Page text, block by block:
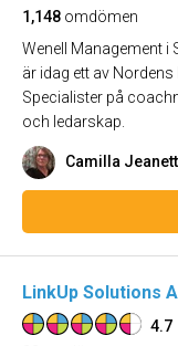
1,148 omdömen
Wenell Management
är idag ett av
Specialister på
och ledarskap.
Camilla
LinkUp Solutions
4.7